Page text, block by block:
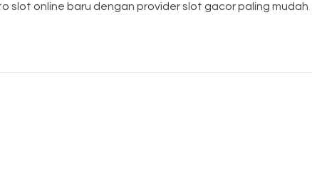
slot online baru dengan provider slot gacor paling mudah